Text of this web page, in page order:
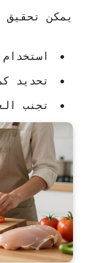
يمكن تحقيق
تحديد
تجنب